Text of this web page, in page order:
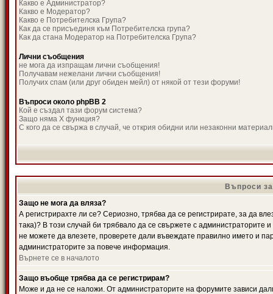
Какво е Администратор?
Какво е Модератор?
Какво е Потребителска Група?
Как да се присъединя към Потребителска група?
Как да стана Модератор на Потребителска Група?
Лични съобщения
не мога да изпращам лични съобщения!
Получавам нежелани лични съобщения!
Получих спам (или друг обиден мейл) от някой от тези форуми!
Въпроси около phpBB 2
Кой е създал тази форум система?
Защо няма X функция?
С кого да се свържа в случай, че открия обидни или незаконни
Въпроси
Защо не мога да вляза?
А регистрирахте ли се? Сериозно, трябва да се регистрирате, за да
така)? В този случай би трябвало да се свържете с администраторите
не можете да влезете, проверете дали въвеждате правилно името и
администраторите за повече информация.
Върнете се в началото
Защо въобще трябва да се регистрирам?
Може и да не се наложи. От администраторите на форумите зависи